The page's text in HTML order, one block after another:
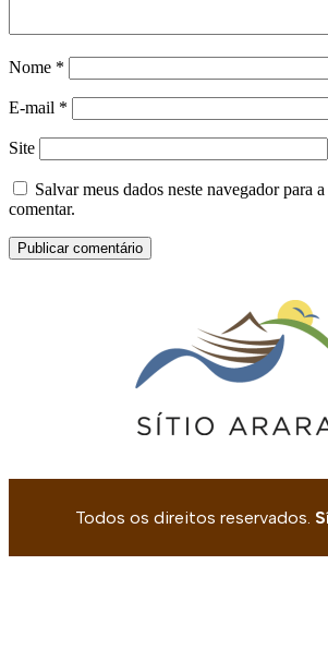
Nome *
E-mail *
Site
Salvar meus dados neste navegador para
comentar.
Todos os direitos reservados.